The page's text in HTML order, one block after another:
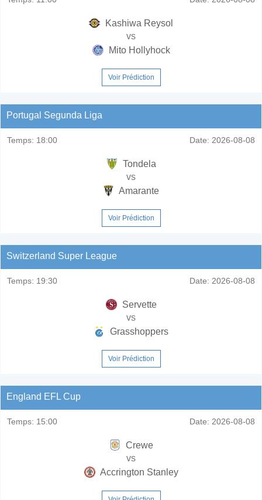
Kashiwa Reysol
vs
Mito Hollyhock
Voir Prédiction
Portugal Segunda Liga
Temps: 18:00 Date: 2026-08-08
Tondela
vs
Amarante
Voir Prédiction
Switzerland Super League
Temps: 19:30 Date: 2026-08-08
Servette
vs
Grasshoppers
Voir Prédiction
England EFL Cup
Temps: 15:00 Date: 2026-08-08
Crewe
vs
Accrington Stanley